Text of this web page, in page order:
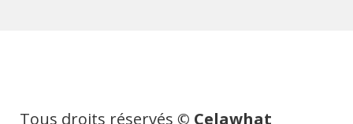
Tous droits réservés © Celawhat